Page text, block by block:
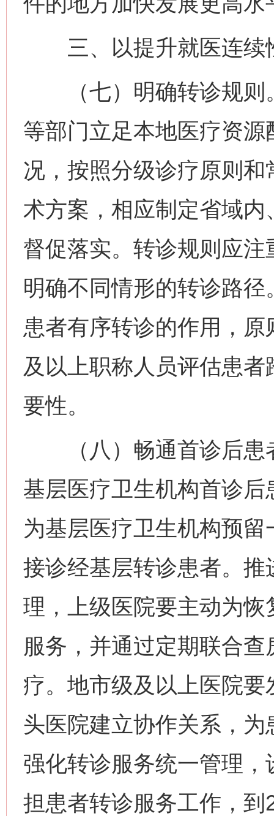
三、以提升就医连续
（七）明确转诊规则
等部门立足本地医疗资
况，按照分级诊疗原则
术方案，相应制定省域
督促落实。转诊规则应
明确不同情形的转诊路
患者有序转诊的作用，
及以上职称人员评估患
要性。
（八）畅通首诊后患
基层医疗卫生机构首诊
为基层医疗卫生机构预
接诊经基层转诊患者。
理，上级医院要主动为
服务，并通过定期联合
疗。地市级及以上医院
头医院建立协作关系，
强化转诊服务统一管理
担患者转诊服务工作，